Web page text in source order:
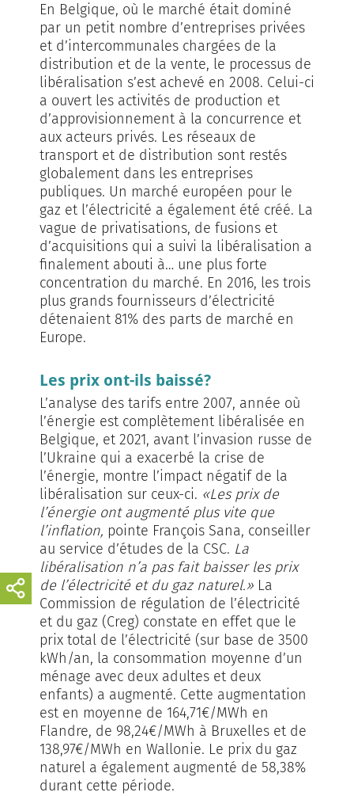
En Belgique, où le marché était dominé
par un petit nombre d’entreprises privées
et d’intercommunales chargées de la
distribution et de la vente, le processus de
libéralisation s’est achevé en 2008. Celui-ci
a ouvert les activités de production et
d’approvisionnement à la concurrence et
aux acteurs privés. Les réseaux de
transport et de distribution sont restés
globalement dans les entreprises
publiques. Un marché européen pour le
gaz et l’électricité a également été créé. La
vague de privatisations, de fusions et
d’acquisitions qui a suivi la libéralisation a
finalement abouti à… une plus forte
concentration du marché. En 2016, les trois
plus grands fournisseurs d’électricité
détenaient 81% des parts de marché en
Europe.
Les prix ont-ils baissé?
L’analyse des tarifs entre 2007, année où
l’énergie est complètement libéralisée en
Belgique, et 2021, avant l’invasion russe de
l’Ukraine qui a exacerbé la crise de
l’énergie, montre l’impact négatif de la
libéralisation sur ceux-ci. «Les prix de
l’énergie ont augmenté plus vite que
l’inflation, pointe François Sana, conseiller
au service d’études de la CSC. La
libéralisation n’a pas fait baisser les prix
de l’électricité et du gaz naturel.» La
Commission de régulation de l’électricité
et du gaz (Creg) constate en effet que le
prix total de l’électricité (sur base de 3500
kWh/an, la consommation moyenne d’un
ménage avec deux adultes et deux
enfants) a augmenté. Cette augmentation
est en moyenne de 164,71€/MWh en
Flandre, de 98,24€/MWh à Bruxelles et de
138,97€/MWh en Wallonie. Le prix du gaz
naturel a également augmenté de 58,38%
durant cette période.